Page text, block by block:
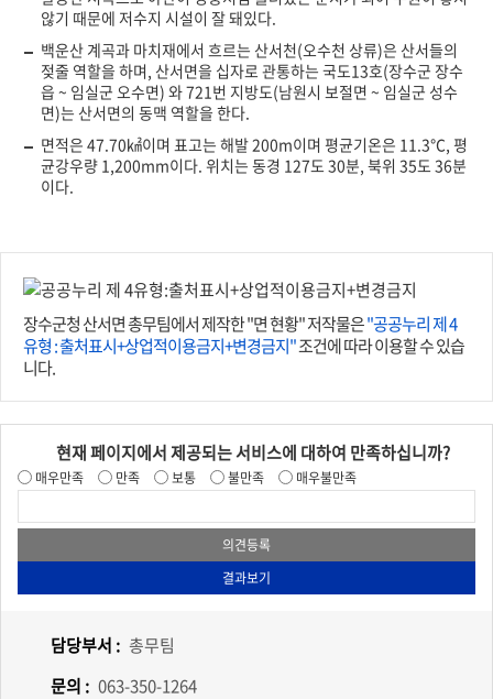
않기 때문에 저수지 시설이 잘 돼있다.
백운산 계곡과 마치재에서 흐르는 산서천(오수천 상류)은 산서들의
젖줄 역할을 하며, 산서면을 십자로 관통하는 국도13호(장수군 장수
읍 ~ 임실군 오수면) 와 721번 지방도(남원시 보절면 ~ 임실군 성수
면)는 산서면의 동맥 역할을 한다.
면적은 47.70㎢이며 표고는 해발 200m이며 평균기온은 11.3℃, 평
균강우량 1,200mm이다. 위치는 동경 127도 30분, 북위 35도 36분
이다.
장수군청 산서면 총무팀에서 제작한 "면 현황" 저작물은"공공누리 제 4
유형 : 출처표시+상업적이용금지+변경금지"조건에 따라 이용할 수 있습
니다.
현재 페이지에서 제공되는 서비스에 대하여 만족하십니까?
매우만족 만족 보통 불만족 매우불만족
담당부서 : 총무팀
문의 : 063-350-1264